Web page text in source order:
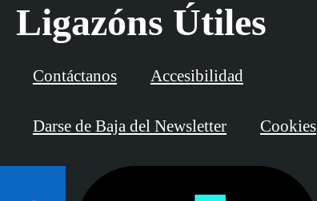
Ligazóns Útiles
Contáctanos Accesibilidad
Darse de Baja del Newsletter Cookies